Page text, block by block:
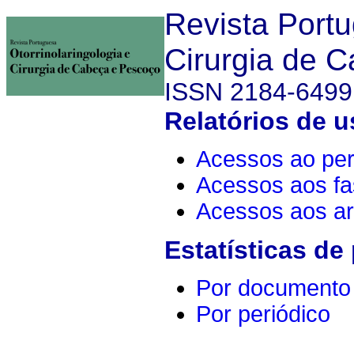
Revista
Cirurgia de
ISSN 2184-6499
Relatórios de
Acessos ao
Acessos aos
Acessos aos
Estatísticas de
Por documento
Por periódico